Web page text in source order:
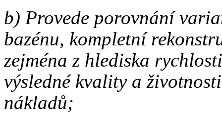
b) Provede porovnání
bazénu, kompletní
zejména z hlediska
výsledné kvality a
nákladů;